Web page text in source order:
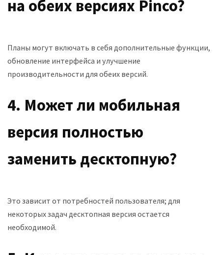
на обеих версиях Pinco?
Планы могут включать в себя дополнительные функции,
обновление интерфейса и улучшение
производительности для обеих версий.
4. Может ли мобильная
версия полностью
заменить десктопную?
Это зависит от потребностей пользователя; для
некоторых задач десктопная версия остается
необходимой.